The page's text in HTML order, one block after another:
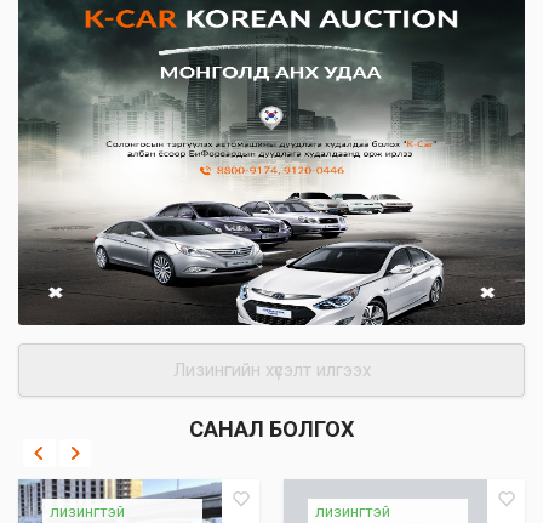
Лизингийн хүсэлт илгээх
САНАЛ БОЛГОХ
лизингтэй лизингтэй